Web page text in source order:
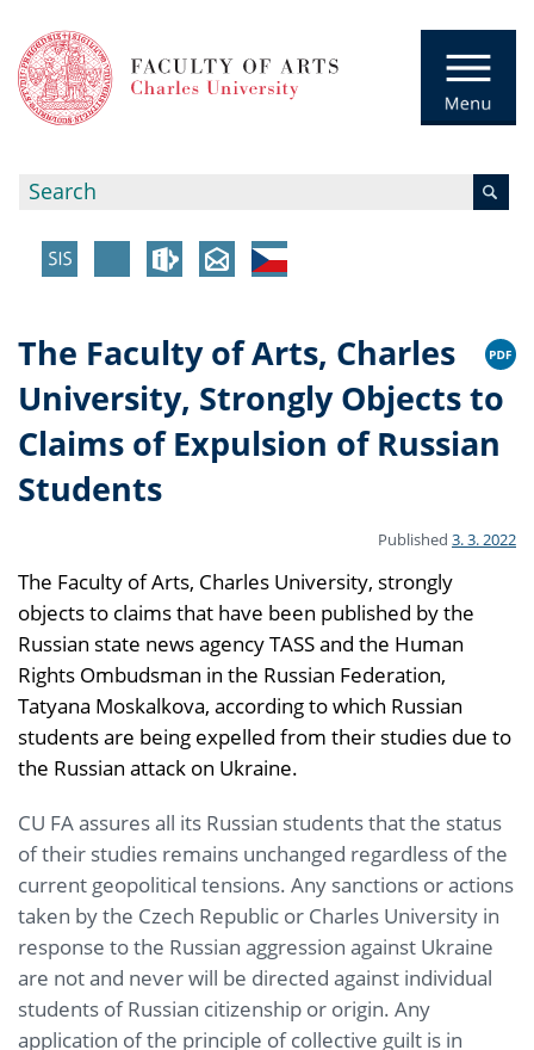
The Faculty of Arts, Charles
University, Strongly Objects to
Claims of Expulsion of Russian
Students
Published 3. 3. 2022
The Faculty of Arts, Charles University, strongly
objects to claims that have been published by the
Russian state news agency TASS and the Human
Rights Ombudsman in the Russian Federation,
Tatyana Moskalkova, according to which Russian
students are being expelled from their studies due to
the Russian attack on Ukraine.
CU FA assures all its Russian students that the status
of their studies remains unchanged regardless of the
current geopolitical tensions. Any sanctions or actions
taken by the Czech Republic or Charles University in
response to the Russian aggression against Ukraine
are not and never will be directed against individual
students of Russian citizenship or origin. Any
application of the principle of collective guilt is in